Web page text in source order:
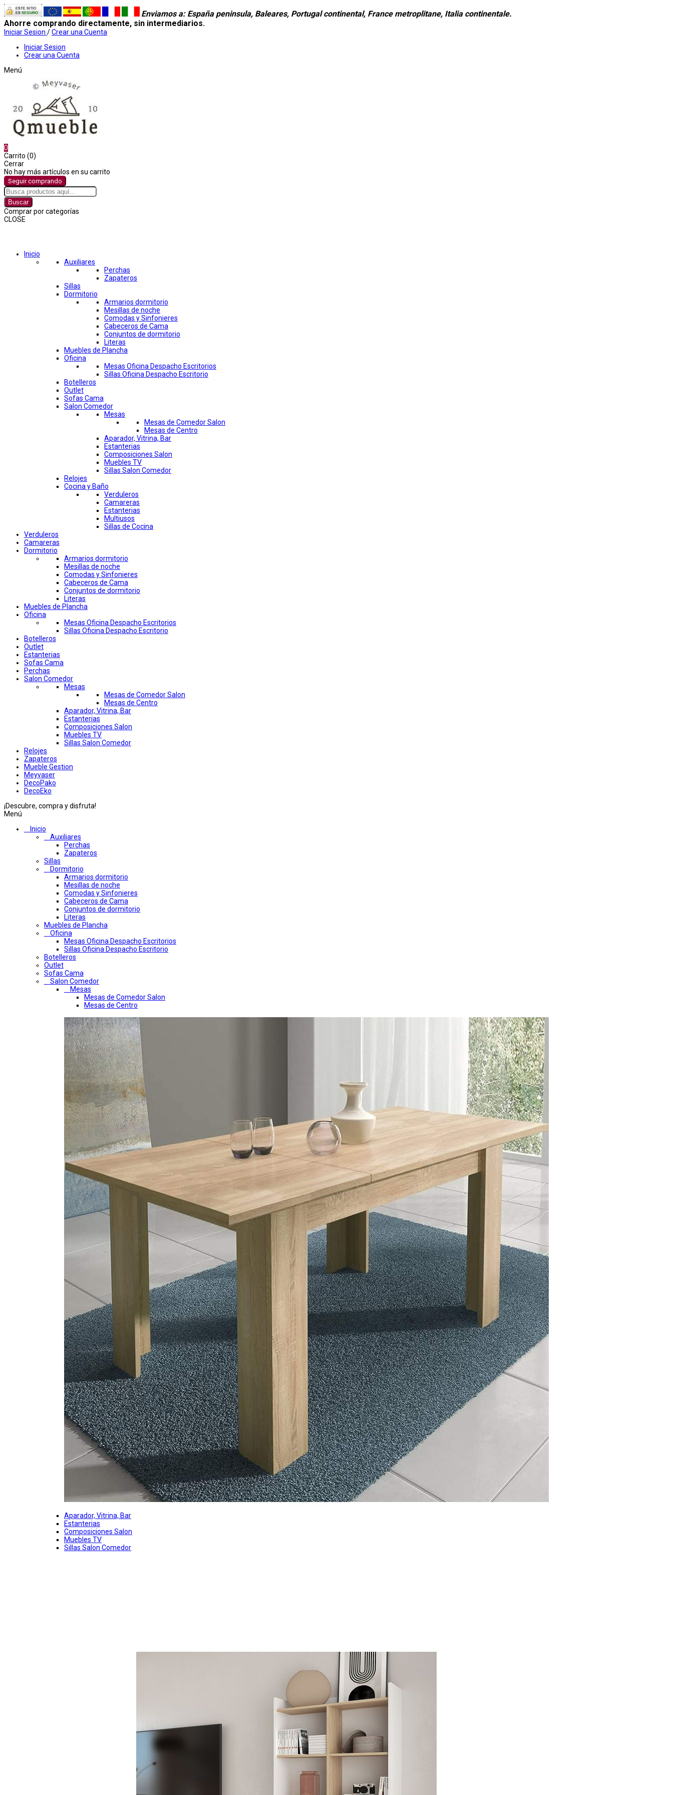
Enviamos a: España peninsula, Baleares, Portugal continental, France metroplitane, Italia continentale.
Ahorre comprando directamente, sin intermediarios.
Iniciar Sesion /Crear una Cuenta
Iniciar Sesion
Crear una Cuenta
Menú
0
Carrito (0)
Cerrar
No hay más artículos en su carrito
Seguir comprando
Buscar
Comprar por categorías
CLOSE
Inicio
Auxiliares
Perchas
Zapateros
Sillas
Dormitorio
Armarios dormitorio
Mesillas de noche
Comodas y Sinfonieres
Cabeceros de Cama
Conjuntos de dormitorio
Literas
Muebles de Plancha
Oficina
Mesas Oficina Despacho Escritorios
Sillas Oficina Despacho Escritorio
Botelleros
Outlet
Sofas Cama
Salon Comedor
Mesas
Mesas de Comedor Salon
Mesas de Centro
Aparador, Vitrina, Bar
Estanterias
Composiciones Salon
Muebles TV
Sillas Salon Comedor
Relojes
Cocina y Baño
Verduleros
Camareras
Estanterias
Multiusos
Sillas de Cocina
Verduleros
Camareras
Dormitorio
Armarios dormitorio
Mesillas de noche
Comodas y Sinfonieres
Cabeceros de Cama
Conjuntos de dormitorio
Literas
Muebles de Plancha
Oficina
Mesas Oficina Despacho Escritorios
Sillas Oficina Despacho Escritorio
Botelleros
Outlet
Estanterias
Sofas Cama
Perchas
Salon Comedor
Mesas
Mesas de Comedor Salon
Mesas de Centro
Aparador, Vitrina, Bar
Estanterias
Composiciones Salon
Muebles TV
Sillas Salon Comedor
Relojes
Zapateros
Mueble Gestion
Meyvaser
DecoPako
DecoEko
¡Descubre, compra y disfruta!
Menú
Inicio
Auxiliares
Perchas
Zapateros
Sillas
Dormitorio
Armarios dormitorio
Mesillas de noche
Comodas y Sinfonieres
Cabeceros de Cama
Conjuntos de dormitorio
Literas
Muebles de Plancha
Oficina
Mesas Oficina Despacho Escritorios
Sillas Oficina Despacho Escritorio
Botelleros
Outlet
Sofas Cama
Salon Comedor
Mesas
Mesas de Comedor Salon
Mesas de Centro
Aparador, Vitrina, Bar
Estanterias
Composiciones Salon
Muebles TV
Sillas Salon Comedor